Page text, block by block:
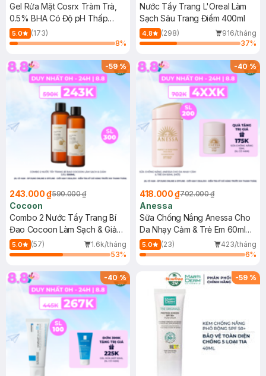
Gel Rửa Mặt Cosrx Tràm Trà,
0.5% BHA Có Độ pH Thấp
150ml
5.0
(173)
8%
Nước Tẩy Trang L'Oreal Làm
Sạch Sâu Trang Điểm 400ml
4.8 (298)
916/tháng
37%
-59%
243.000 ₫590.000 ₫
Cocoon
Combo 2 Nước Tẩy Trang Bí
Đao Cocoon Làm Sạch & Giảm
Dầu 500ml
5.0 (57)
1.6k/tháng
53%
-40%
418.000 ₫702.000 ₫
Anessa
Sữa Chống Nắng Anessa Cho
Da Nhạy Cảm & Trẻ Em 60ml
(Mới)
5.0 (23)
423/tháng
6%
-40% -59 %